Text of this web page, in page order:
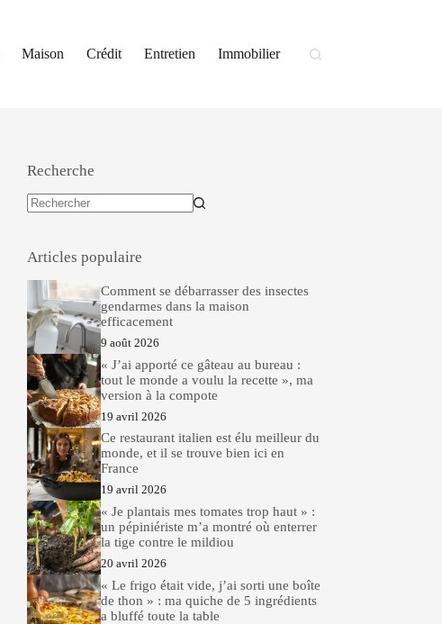
Maison Crédit Entretien Immobilier
Recherche
Articles populaire
Comment se débarrasser des insectes
gendarmes dans la maison
efficacement
9 août 2026
« J’ai apporté ce gâteau au bureau :
tout le monde a voulu la recette », ma
version à la compote
19 avril 2026
Ce restaurant italien est élu meilleur du
monde, et il se trouve bien ici en
France
19 avril 2026
« Je plantais mes tomates trop haut » :
un pépiniériste m’a montré où enterrer
la tige contre le mildiou
20 avril 2026
« Le frigo était vide, j’ai sorti une boîte
de thon » : ma quiche de 5 ingrédients
a bluffé toute la table